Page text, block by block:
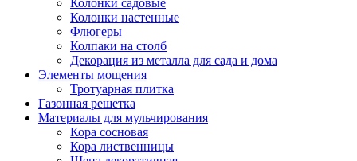
Колонки садовые
Колонки настенные
Флюгеры
Колпаки на столб
Декорация из металла для сада и дома
Элементы мощения
Тротуарная плитка
Газонная решетка
Материалы для мульчирования
Кора сосновая
Кора лиственницы